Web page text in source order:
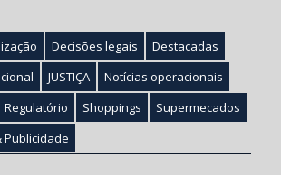
Decisões legais
Destacadas
JUSTIÇA
Notícias operacionais
Regulatório Shoppings
Supermecados
Publicidade